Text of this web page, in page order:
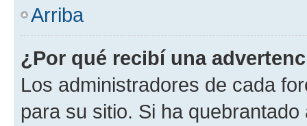
Arriba
¿Por qué recibí una
Los administradores de cada
para su sitio. Si ha